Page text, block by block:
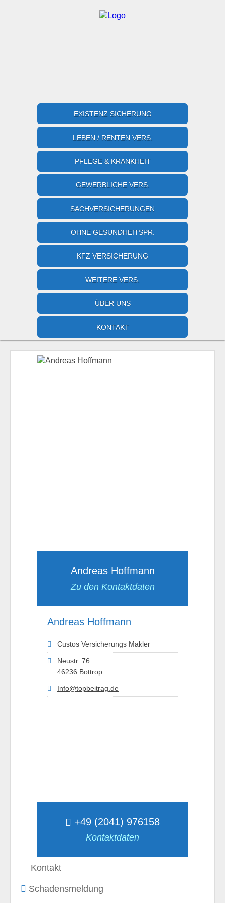
EXISTENZ SICHERUNG
LEBEN / RENTEN VERS.
PFLEGE & KRANKHEIT
GEWERBLICHE VERS.
SACHVERSICHERUNGEN
OHNE GESUNDHEITSPR.
KFZ VERSICHERUNG
WEITERE VERS.
ÜBER UNS
KONTAKT
Andreas Hoffmann
Zu den Kontaktdaten
Andreas Hoffmann
Custos Versicherungs Makler
Neustr. 76
46236 Bottrop
Info@topbeitrag.de
+49 (2041) 976158
Kontaktdaten
Kontakt
Schadensmeldung